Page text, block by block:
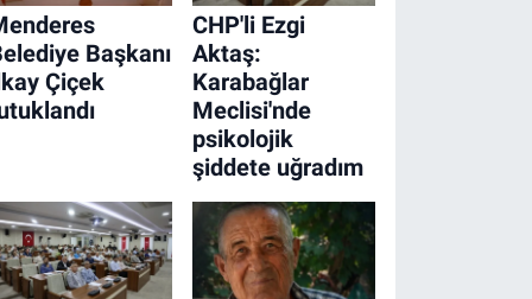
Başkanı
Çiçek
CHP'li Ezgi
Aktaş:
Karabağlar
Meclisi'nde
psikolojik
şiddete uğradım